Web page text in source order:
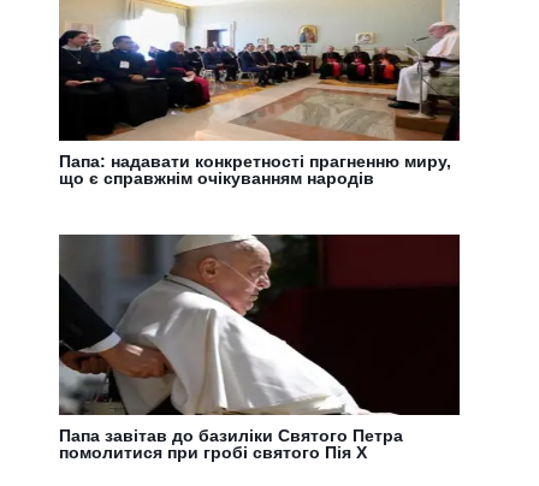
Папа: надавати конкретності прагненню миру,
що є справжнім очікуванням народів
Папа завітав до базиліки Святого Петра
помолитися при гробі святого Пія Х